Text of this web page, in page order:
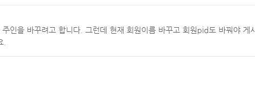
을 바꾸려고 합니다. 그런데 현재 회원이름 바꾸고 회원pid도 바꿔야 게
회원 pid값을 입력할수 있어서요.